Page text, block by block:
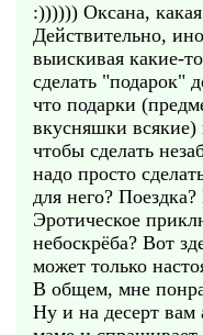
:)))))) Оксана,
Действительно,
выискивая какие-
сделать "подарок"
что подарки
вкусняшки всякие)
чтобы сделать
надо просто
для него?
Эротическое
небоскрёба? Вот
может только
В общем, мне
Ну и на десерт вам